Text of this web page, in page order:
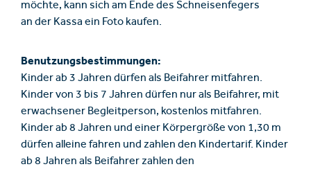
möchte, kann sich am Ende des Schneisenfegers
an der Kassa ein Foto kaufen.
Benutzungsbestimmungen:
Kinder ab 3 Jahren dürfen als Beifahrer mitfahren.
Kinder von 3 bis 7 Jahren dürfen nur als Beifahrer, mit
erwachsener Begleitperson, kostenlos mitfahren.
Kinder ab 8 Jahren und einer Körpergröße von 1,30 m
dürfen alleine fahren und zahlen den Kindertarif. Kinder
ab 8 Jahren als Beifahrer zahlen den